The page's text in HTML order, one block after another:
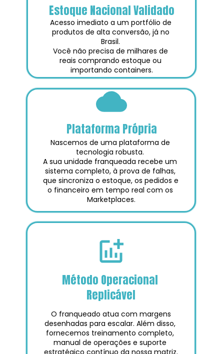
Estoque Nacional Validado
Acesso imediato a um portfólio de
produtos de alta conversão, já no
Brasil.
Você não precisa de milhares de
reais comprando estoque ou
importando containers.
Plataforma Própria
Método Operacional
Replicável
Nascemos de uma plataforma de
tecnologia robusta.
A sua unidade franqueada recebe um
sistema completo, à prova de falhas,
que sincroniza o estoque, os pedidos e
o financeiro em tempo real com os
Marketplaces.
desenhadas para escalar. Além disso,
fornecemos treinamento completo,
manual de operações e suporte
estratégico contínuo da nossa matriz.